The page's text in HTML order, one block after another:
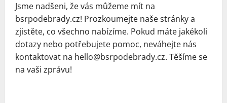
Jsme nadšeni, že vás můžeme mít na
bsrpodebrady.cz! Prozkoumejte naše stránky a
zjistěte, co všechno nabízíme. Pokud máte jakékoli
dotazy nebo potřebujete pomoc, neváhejte nás
kontaktovat na hello@bsrpodebrady.cz. Těšíme se
na vaši zprávu!